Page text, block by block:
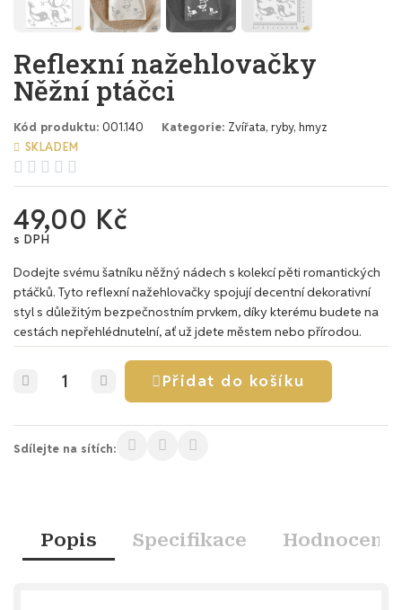
Reflexní nažehlovačky
Něžní ptáčci
Kód produktu 001.140 Kategorie Zvířata, ryby, hmyz
SKLADEM
    
49,00 Kč
s DPH
Dodejte svému šatníku něžný nádech s kolekcí pěti romantických
ptáčků. Tyto reflexní nažehlovačky spojují decentní dekorativní
styl s důležitým bezpečnostním prvkem, díky kterému budete na
cestách nepřehlédnutelní, ať už jdete městem nebo přírodou.
Přidat do košíku
Sdílejte na sítích:
Popis Specifikace Hodnocení